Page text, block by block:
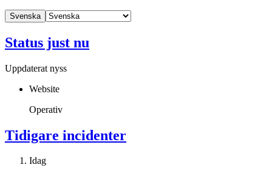
Svenska
Status just nu
Uppdaterat nyss
Website
Operativ
Tidigare incidenter
Idag